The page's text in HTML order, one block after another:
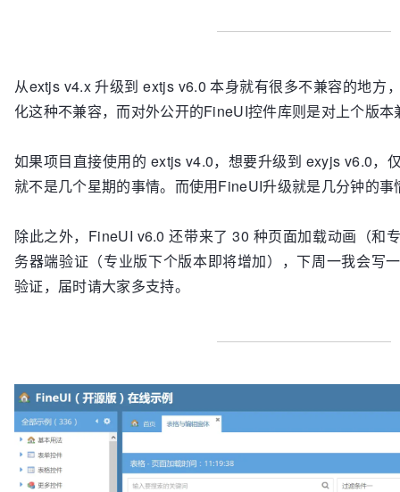
从extjs v4.x 升级到 extjs v6.0 本身就有很多不兼容的地方
化这种不兼容，而对外公开的FineUI控件库则是对上个版本
如果项目直接使用的 extjs v4.0，想要升级到 exyjs v6.0，
就不是几个星期的事情。而使用FineUI升级就是几分钟的
除此之外，FineUI v6.0 还带来了 30 种页面加载动画（和
务器端验证（专业版下个版本即将增加），下周一我会写
验证，届时请大家多支持。